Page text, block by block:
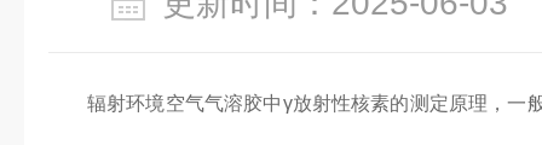
辐射环境空气气溶胶中γ放射性核素的测定原理，一